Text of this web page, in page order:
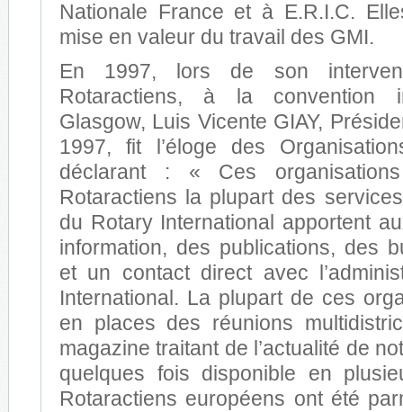
Nationale France et à E.R.I.C.
mise en valeur du travail des GMI.
En 1997, lors de son
Rotaractiens, à la convention
Glasgow, Luis Vicente GIAY,
1997, fit l’éloge des
déclarant : « Ces
Rotaractiens la plupart des
du Rotary International apportent
information, des publications, des
et un contact direct avec
International. La plupart de ces
en places des réunions
magazine traitant de l’actualité de
quelques fois disponible en
Rotaractiens européens ont été